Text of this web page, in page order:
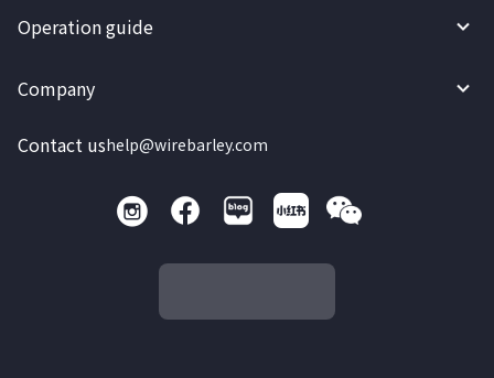
Operation guide
Company
Contact ushelp@wirebarley.com